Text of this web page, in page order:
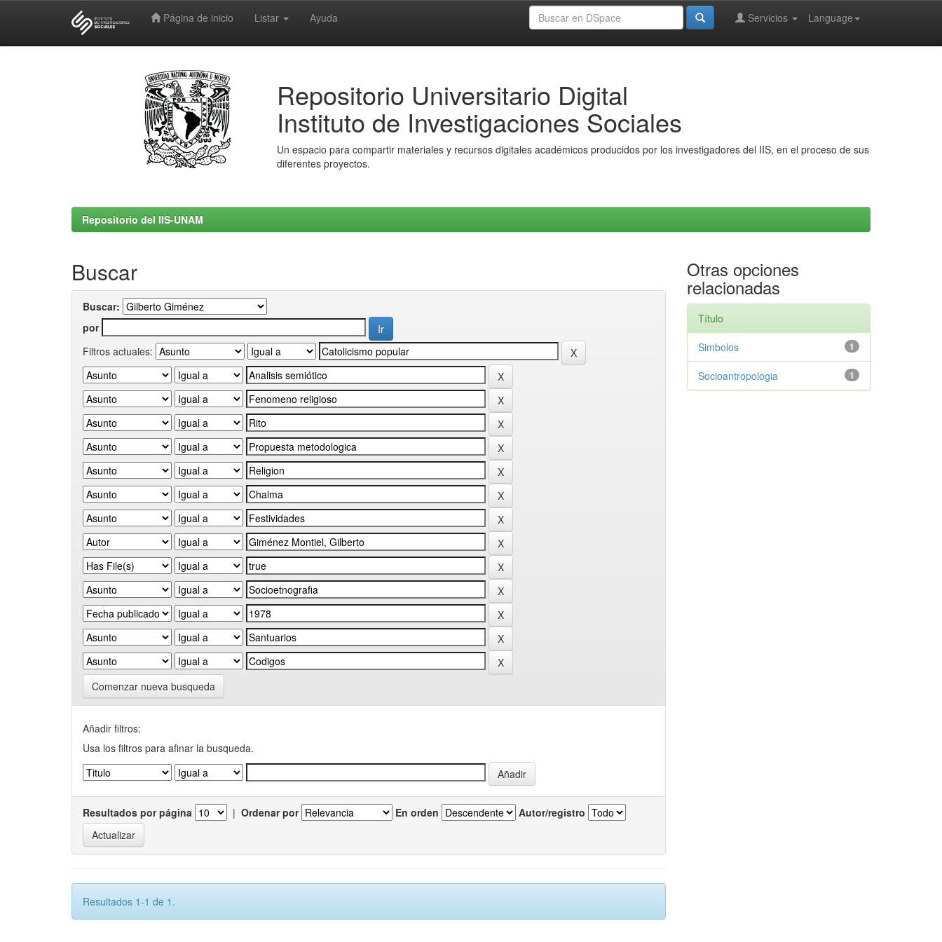
Página de inicio Listar Ayuda Language
Servicios
Repositorio Universitario Digital
Instituto de Investigaciones Sociales
Un espacio para compartir materiales y recursos digitales académicos producidos por los investigadores del IIS, en el proceso de sus
diferentes proyectos.
Repositorio del IIS-UNAM
Buscar
Buscar:
por
Filtros actuales:
Comenzar nueva busqueda
Añadir filtros:
Usa los filtros para afinar la busqueda.
Resultados por página | Ordenar por En orden Autor/registro
Resultados 1-1 de 1.
Otras opciones
relacionadas
Título
1
Simbolos
1
Socioantropologia